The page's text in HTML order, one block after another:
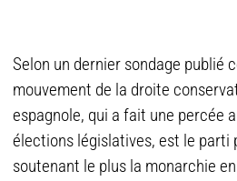
Selon un dernier sondage publié
mouvement de la droite
espagnole, qui a fait une percée
élections législatives, est le parti
soutenant le plus la monarchie